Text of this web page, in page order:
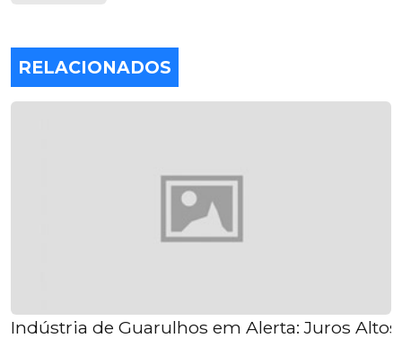
RELACIONADOS
Indústria de Guarulhos em Alerta: Juros